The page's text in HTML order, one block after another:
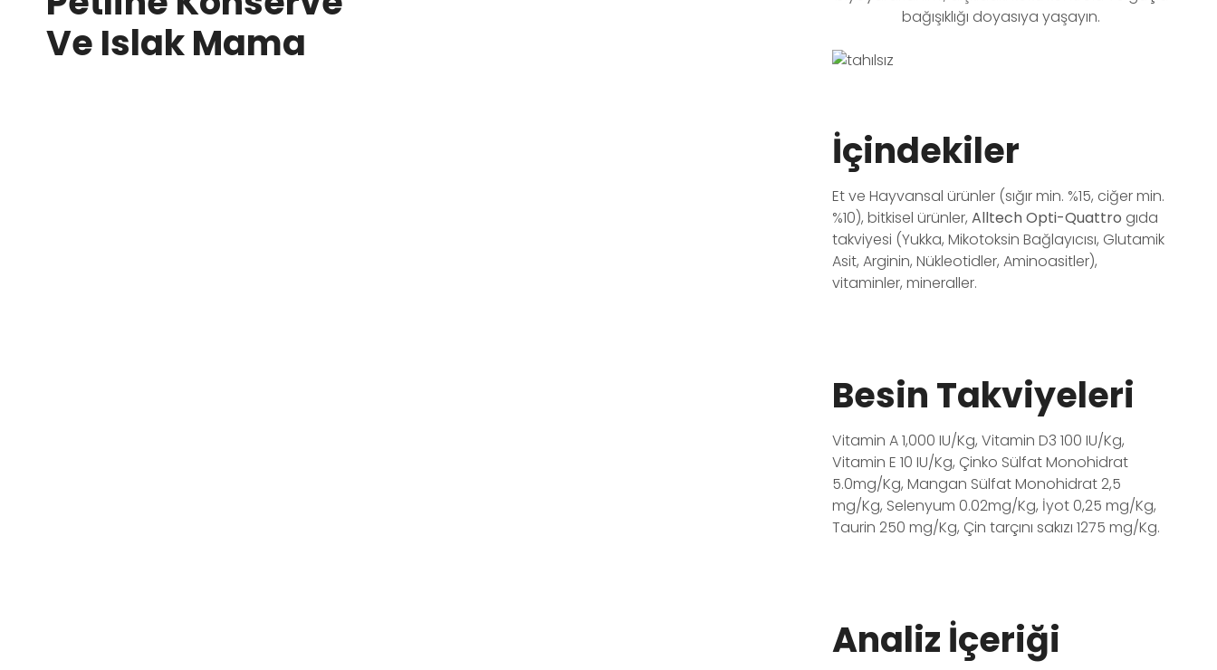
Ve Islak Mama
bağışıklığı doyasıya yaşayın.
İçindekiler
Et ve Hayvansal ürünler (sığır min. %15, ciğer min.
%10), bitkisel ürünler, Alltech Opti-Quattro gıda
takviyesi (Yukka, Mikotoksin Bağlayıcısı, Glutamik
Asit, Arginin, Nükleotidler, Aminoasitler),
vitaminler, mineraller.
Besin Takviyeleri
Vitamin A 1,000 IU/Kg, Vitamin D3 100 IU/Kg,
Vitamin E 10 IU/Kg, Çinko Sülfat Monohidrat
5.0mg/Kg, Mangan Sülfat Monohidrat 2,5
mg/Kg, Selenyum 0.02mg/Kg, İyot 0,25 mg/Kg,
Taurin 250 mg/Kg, Çin tarçını sakızı 1275 mg/Kg.
Analiz İçeriği